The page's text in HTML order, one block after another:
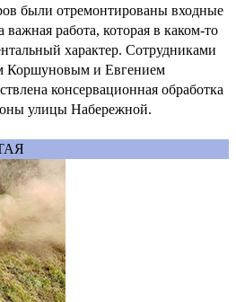
были отремонтированы входные
важная работа, которая в каком-то
характер. Сотрудниками
Коршуновым и Евгением
консервационная обработка
улицы Набережной.